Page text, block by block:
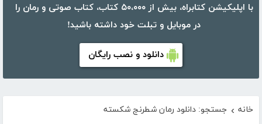
با اپلیکیشن کتابراه، بیش از ۵۰،۰۰۰ کتاب، کتاب صوتی و رمان را
در موبایل و تبلت خود داشته باشید!
دانلود و نصب رایگان
خانه › جستجو: دانلود رمان شطرنج شکسته